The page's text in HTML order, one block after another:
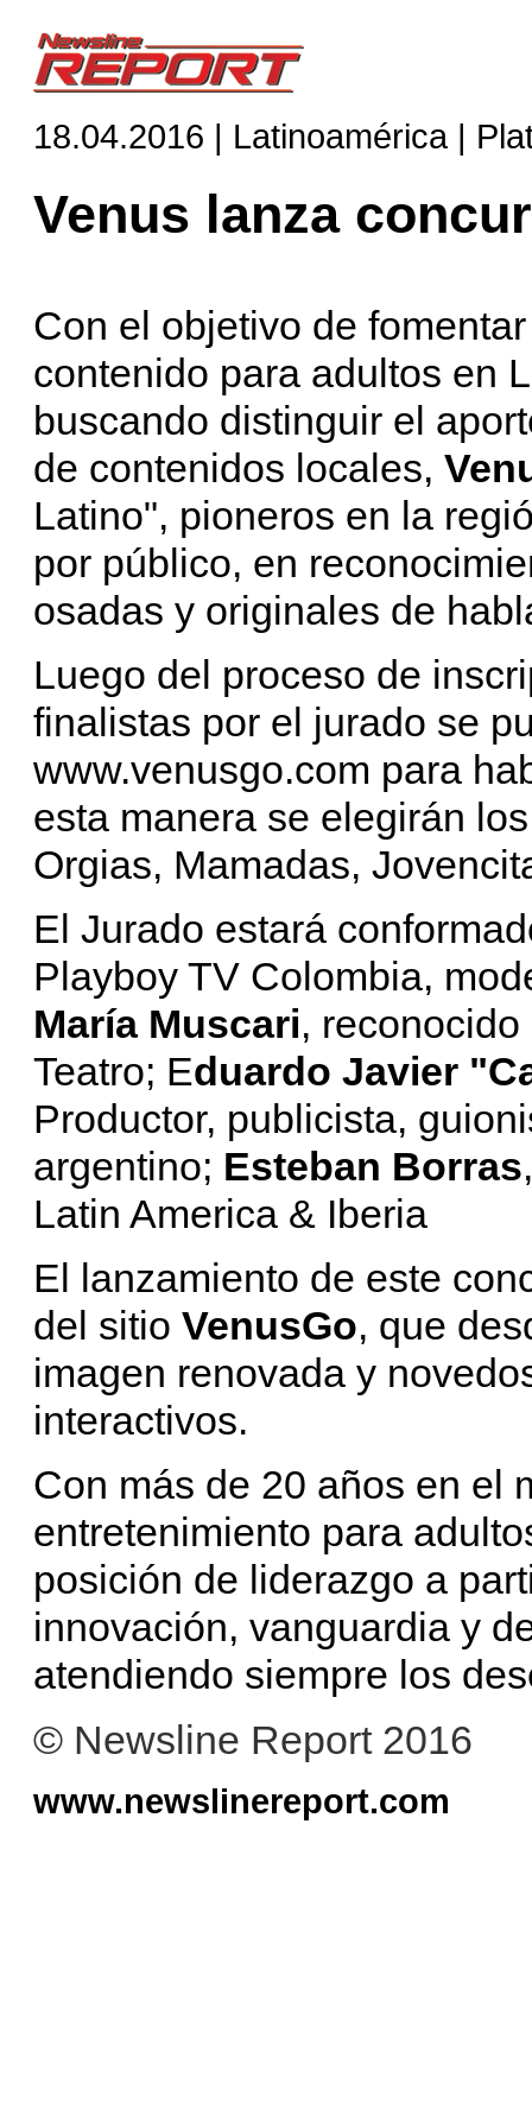
18.04.2016 | Latinoamérica |
Venus lanza
Con el objetivo de
contenido para adultos en
buscando distinguir el
de contenidos locales,
Latino", pioneros en la
por público, en
osadas y originales de
Luego del proceso de
finalistas por el jurado se
www.venusgo.com para
esta manera se elegirán
Orgias, Mamadas,
El Jurado estará
Playboy TV Colombia,
María Muscari,
Teatro; Eduardo Javier
Productor, publicista,
argentino; Esteban Borras
Latin America & Iberia
El lanzamiento de este
del sitio VenusGo, que
imagen renovada y
interactivos.
Con más de 20 años en el
entretenimiento para
posición de liderazgo a
innovación, vanguardia y
atendiendo siempre los
© Newsline Report 2016
www.newslinereport.com